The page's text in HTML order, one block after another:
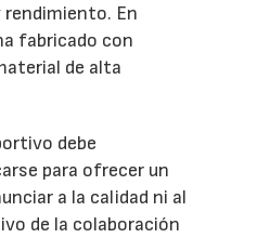
rendimiento. En
fabricado con
de alta
debe
para ofrecer un
a la calidad ni al
de la colaboración